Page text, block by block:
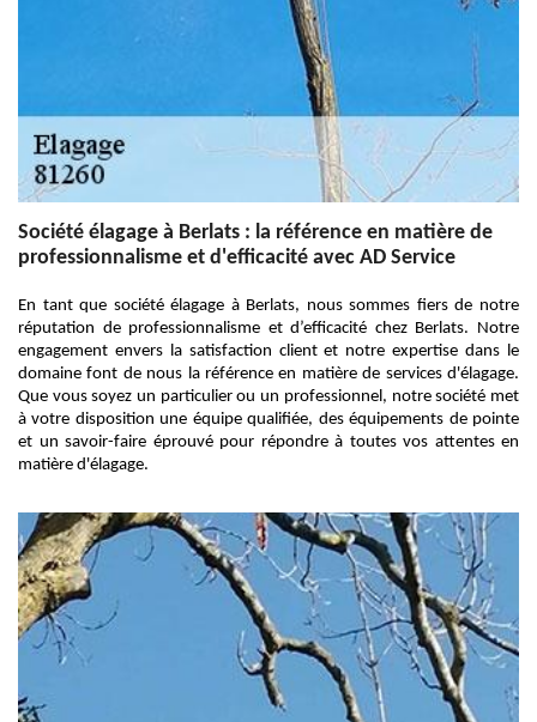
Société élagage à Berlats : la référence en matière de
professionnalisme et d'efficacité avec AD Service
En tant que société élagage à Berlats, nous sommes fiers de notre
réputation de professionnalisme et d’efficacité chez Berlats. Notre
engagement envers la satisfaction client et notre expertise dans le
domaine font de nous la référence en matière de services d'élagage.
Que vous soyez un particulier ou un professionnel, notre société met
à votre disposition une équipe qualifiée, des équipements de pointe
et un savoir-faire éprouvé pour répondre à toutes vos attentes en
matière d'élagage.